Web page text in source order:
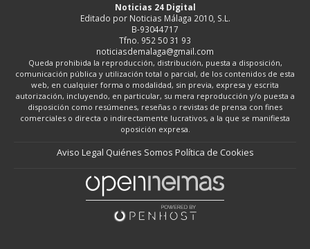
Noticias 24 Digital
Editado por Noticias Málaga 2010, S.L.
B-93044717
Tfno. 952 50 31 93
noticiasdemalaga@gmail.com
Queda prohibida la reproducción, distribución, puesta a disposición,
comunicación pública y utilización total o parcial, de los contenidos de esta
web, en cualquier forma o modalidad, sin previa, expresa y escrita
autorización, incluyendo, en particular, su mera reproducción y/o puesta a
disposición como resúmenes, reseñas o revistas de prensa con fines
comerciales o directa o indirectamente lucrativos, a la que se manifiesta
oposición expresa.
Aviso Legal Quiénes Somos Política de Cookies